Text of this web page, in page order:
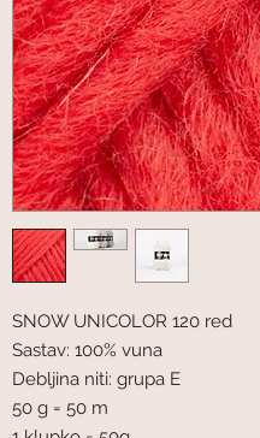
SNOW UNICOLOR 120 red
Sastav: 100% vuna
Debljina niti: grupa E
50 g = 50 m